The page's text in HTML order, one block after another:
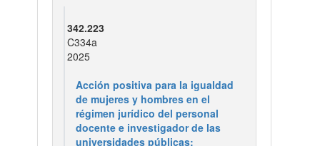
342.223
C334a
2025
Acción positiva para la igualdad
de mujeres y hombres en el
régimen jurídico del personal
docente e investigador de las
universidades públicas: